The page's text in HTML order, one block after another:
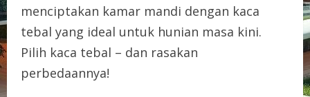
menciptakan kamar mandi dengan kaca
tebal yang ideal untuk hunian masa kini.
Pilih kaca tebal – dan rasakan
perbedaannya!